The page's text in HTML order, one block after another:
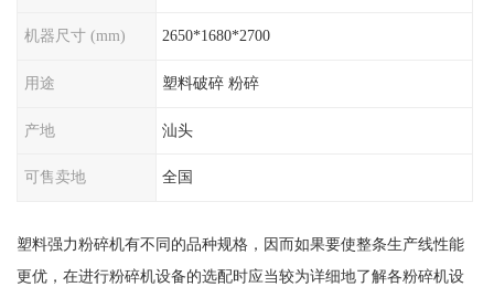
机器尺寸 (mm) 2650*1680*2700
用途 塑料破碎 粉碎
产地 汕头
可售卖地 全国
塑料强力粉碎机有不同的品种规格，因而如果要使整条生产线性能
更优，在进行粉碎机设备的选配时应当较为详细地了解各粉碎机设